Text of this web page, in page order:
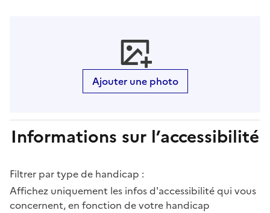
Ajouter une photo
Informations sur l’accessibilité
Filtrer par type de handicap :
Affichez uniquement les infos d'accessibilité qui vous
concernent, en fonction de votre handicap